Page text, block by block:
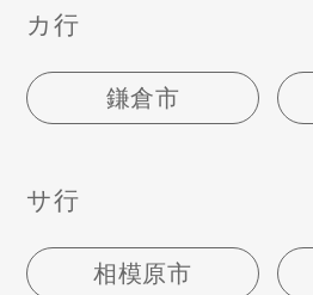
カ行
鎌倉市
サ行
相模原市